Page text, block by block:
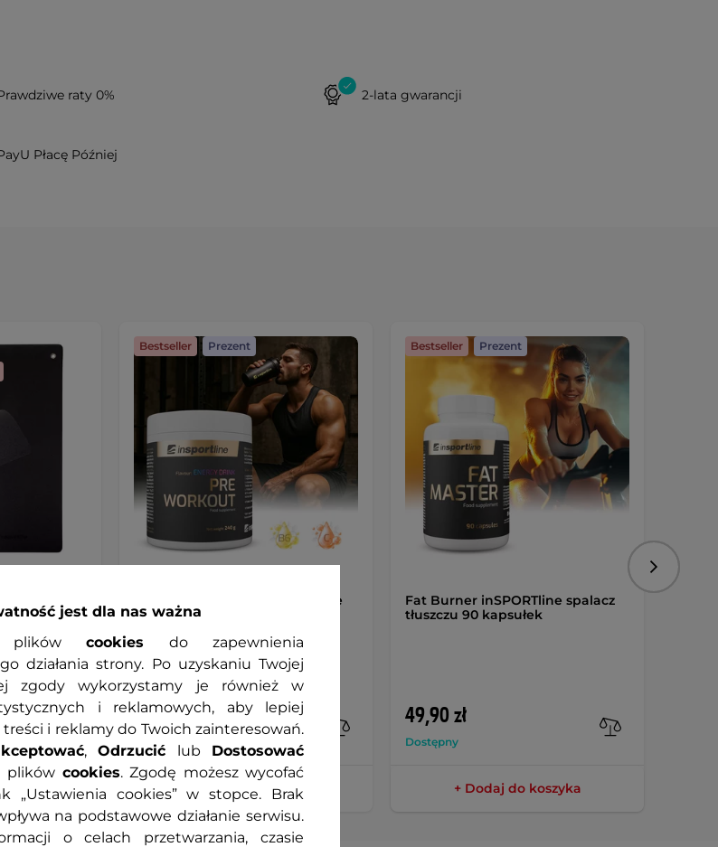
raty 0% 2-lata gwarancji
Płacę Później
cm ∙ pianka
∙
Przedtreningówka inSPORTline
Pre Workout 240g
49,90 zł
Dostępny
Bestseller Prezent
+ Dodaj do koszyka
Fat Burner inSPORTline spalacz
tłuszczu 90 kapsułek
49,90 zł
Dostępny
Bestseller Prezent
+ Dodaj do koszyka
Następny
jest dla nas ważna
plików cookies do zapewnienia
działania strony. Po uzyskaniu Twojej
zgody wykorzystamy je również w
i reklamowych, aby lepiej
i reklamy do Twoich zainteresowań.
, Odrzucić lub Dostosować
plików cookies. Zgodę możesz wycofać
„Ustawienia cookies” w stopce. Brak
na podstawowe działanie serwisu.
o celach przetwarzania, czasie